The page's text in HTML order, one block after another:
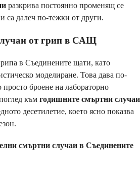
разкрива постоянно променящ се
са далеч по-тежки от други.
от грип в САЩ
в Съединените щати, като
моделиране. Това дава по-
просто броене на лабораторно
към годишните смъртни случаи
десетилетие, което ясно показва
смъртни случаи в Съединените